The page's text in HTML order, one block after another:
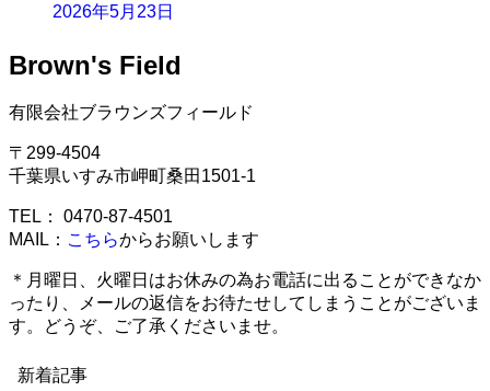
2026年5月23日
Brown's Field
有限会社ブラウンズフィールド
〒299-4504
千葉県いすみ市岬町桑田1501-1
TEL： 0470-87-4501
MAIL： こちらからお願いします
＊月曜日、火曜日はお休みの為お電話に出ることができなか
ったり、メールの返信をお待たせしてしまうことがございま
す。どうぞ、ご了承くださいませ。
新着記事